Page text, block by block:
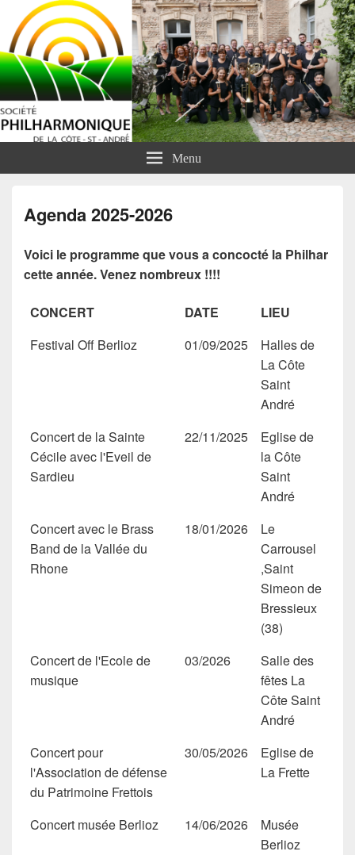
Menu
Agenda 2025-2026
Voici le programme que vous a concocté la Philhar
cette année. Venez nombreux !!!!
CONCERT DATE
LIEU
Festival Off Berlioz
01/09/2025
Halles de
La Côte
Saint
André
Concert de la Sainte
Cécile avec l'Eveil de
Sardieu
22/11/2025
Eglise de
la Côte
Saint
André
Concert avec le Brass
Band de la Vallée du
Rhone
18/01/2026
Le
Carrousel
,Saint
Simeon de
Bressieux
(38)
Concert de l'Ecole de
musique
03/2026
Salle des
fêtes La
Côte Saint
André
Concert pour
l'Association de défense
du Patrimoine Frettois
30/05/2026
Eglise de
La Frette
Concert musée Berlioz 14/06/2026
Musée
Berlioz